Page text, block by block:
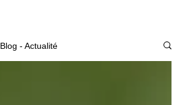
Blog - Actualité